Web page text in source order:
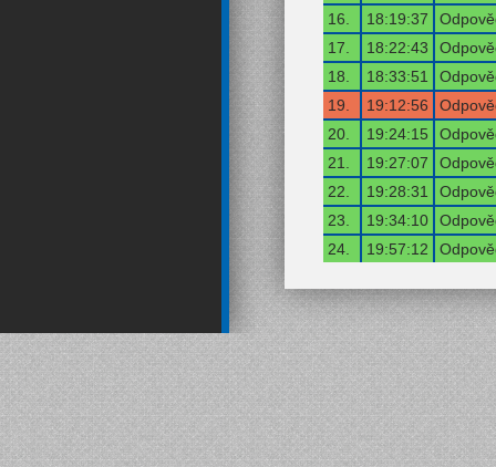
16.
18:19:37
17.
18:22:43
18.
18:33:51
19.
19:12:56
20.
19:24:15
21.
19:27:07
22.
19:28:31
23.
19:34:10
24.
19:57:12